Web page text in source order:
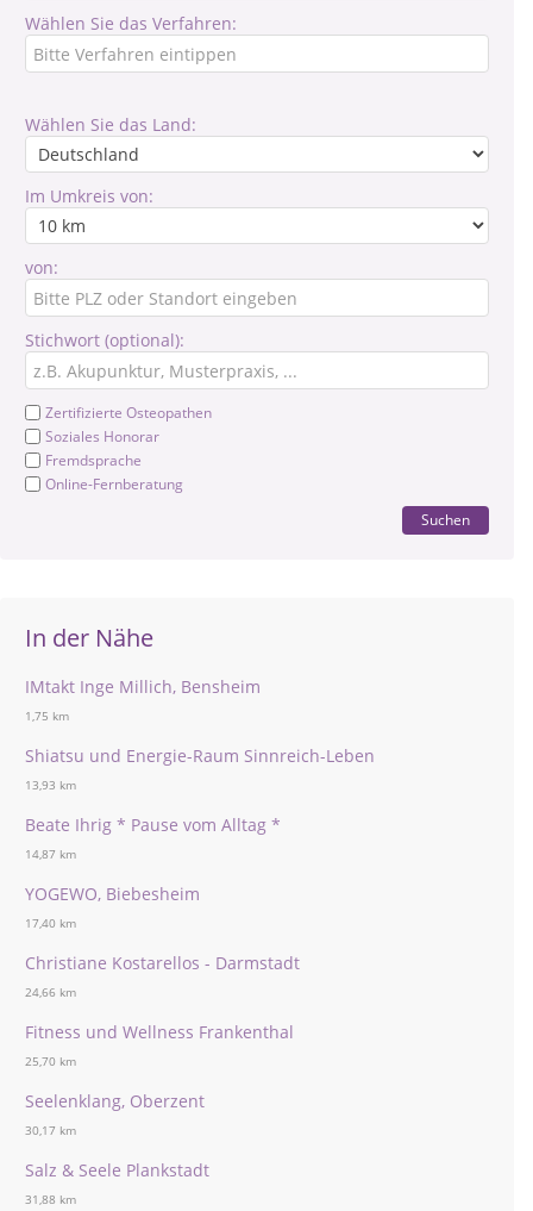
Wählen Sie das Verfahren:
Wählen Sie das Land:
Im Umkreis von:
von:
Stichwort (optional):
Zertifizierte Osteopathen
Soziales Honorar
Fremdsprache
Online-Fernberatung
Suchen
In der Nähe
IMtakt Inge Millich, Bensheim
1,75 km
Shiatsu und Energie-Raum Sinnreich-Leben
13,93 km
Beate Ihrig * Pause vom Alltag *
14,87 km
YOGEWO, Biebesheim
17,40 km
Christiane Kostarellos - Darmstadt
24,66 km
Fitness und Wellness Frankenthal
25,70 km
Seelenklang, Oberzent
30,17 km
Salz & Seele Plankstadt
31,88 km